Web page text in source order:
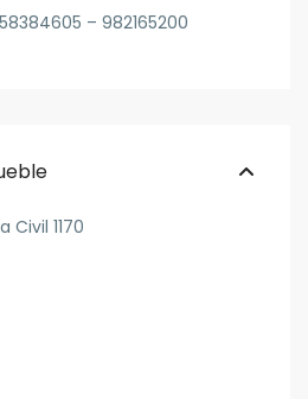
– 982165200
Civil 1170